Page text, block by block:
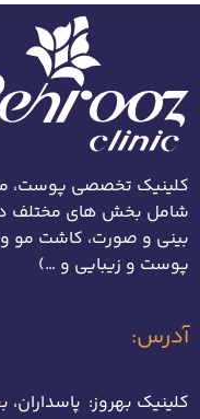
کلینیک تخصصی پوست، مو
شامل بخش های مختلف
بینی و صورت، کاشت مو و
پوست و زیبایی و …)
آدرس:
کلینیک بهروز: پاسداران،